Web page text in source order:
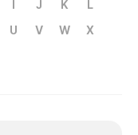
I J K
L
U V W
X